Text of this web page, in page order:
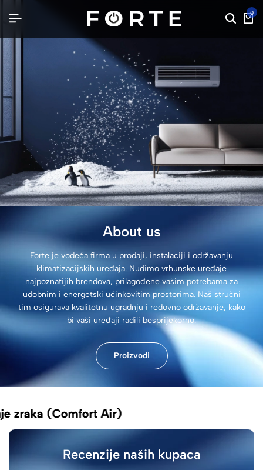
0
About us
Forte je vodeća firma u prodaji, instalaciji i održavanju
klimatizacijskih uređaja. Nudimo vrhunske uređaje
najpoznatijih brendova, prilagođene vašim potrebama za
udobnim i energetski učinkovitim prostorima. Naš stručni
tim osigurava kvalitetnu ugradnju i redovno održavanje, kako
bi vaši uređaji radili besprijekorno.
Proizvodi
(Comfort Air)
(Comfort Air)
(Comfort Air)
Recenzije naših kupaca